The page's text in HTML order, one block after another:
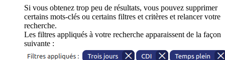
Si vous obtenez trop peu de résultats, vous pouvez supprimer
certains mots-clés ou certains filtres et critères et relancer votre
recherche.
Les filtres appliqués à votre recherche apparaissent de la façon
suivante :